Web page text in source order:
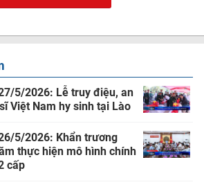
5/2026: Lễ truy điệu, an
Việt Nam hy sinh tại Lào
5/2026: Khẩn trương
thực hiện mô hình chính
cấp